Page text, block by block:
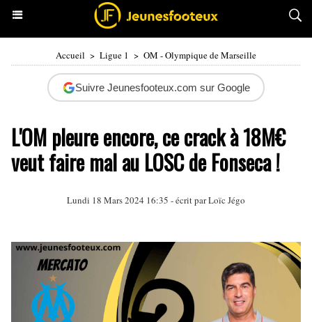
Accueil > Ligue 1 > OM - Olympique de Marseille
Suivre Jeunesfooteux.com sur Google
L'OM pleure encore, ce crack à 18M€
veut faire mal au LOSC de Fonseca !
Lundi 18 Mars 2024 16:35 - écrit parLoïc Jégo